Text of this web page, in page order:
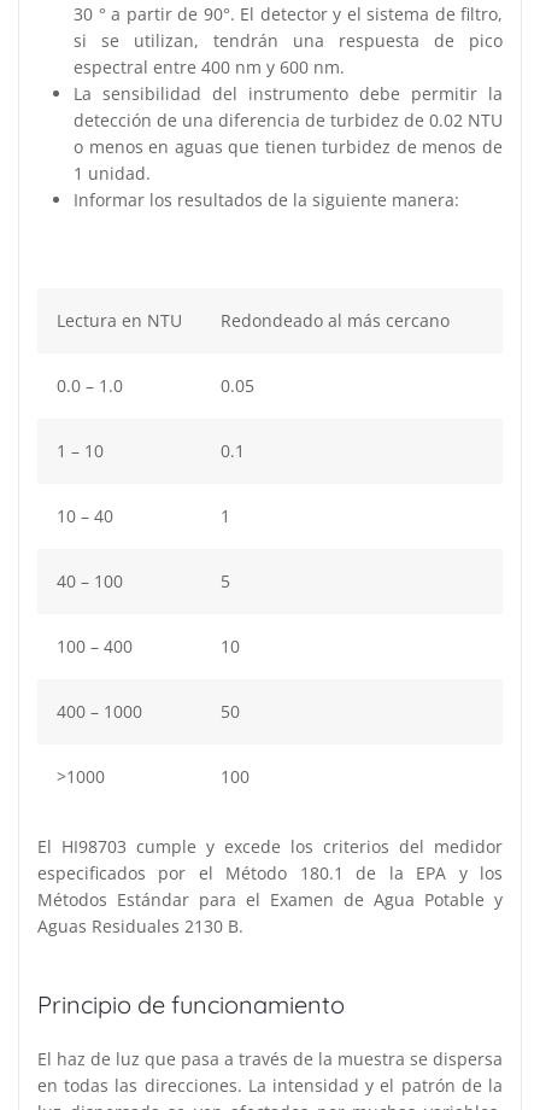
30 ° a partir de 90°. El detector y el sistema de filtro,
si se utilizan, tendrán una respuesta de pico
espectral entre 400 nm y 600 nm.
La sensibilidad del instrumento debe permitir la
detección de una diferencia de turbidez de 0.02 NTU
o menos en aguas que tienen turbidez de menos de
1 unidad.
Informar los resultados de la siguiente manera:
Lectura en NTU Redondeado al más cercano
0.0 – 1.0 0.05
1 – 10 0.1
10 – 40 1
40 – 100 5
100 – 400 10
400 – 1000 50
>1000 100
El HI98703 cumple y excede los criterios del medidor
especificados por el Método 180.1 de la EPA y los
Métodos Estándar para el Examen de Agua Potable y
Aguas Residuales 2130 B.
Principio de funcionamiento
El haz de luz que pasa a través de la muestra se dispersa
en todas las direcciones. La intensidad y el patrón de la